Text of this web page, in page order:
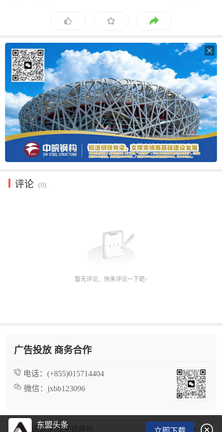

评论 (0)
广告投放 商务合作
电话： (+855)015714404
微信： jxbb123096
看了这么多,我来说两句
东盟头条